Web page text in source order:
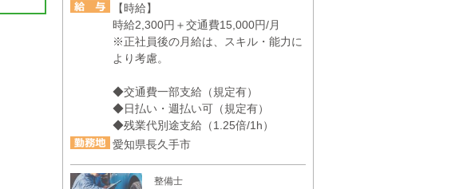
【時給】
時給2,300円＋交通費15,000円/月
※正社員後の月給は、スキル・能力に
より考慮。
◆交通費一部支給（規定有）
◆日払い・週払い可（規定有）
◆残業代別途支給（1.25倍/1h）
愛知県長久手市
整備士